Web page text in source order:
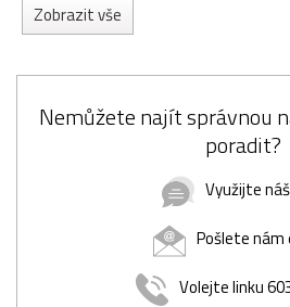
Zobrazit vše
Nemůžete najít správnou
poradit?
Využijte
Pošlete nám
Volejte linku